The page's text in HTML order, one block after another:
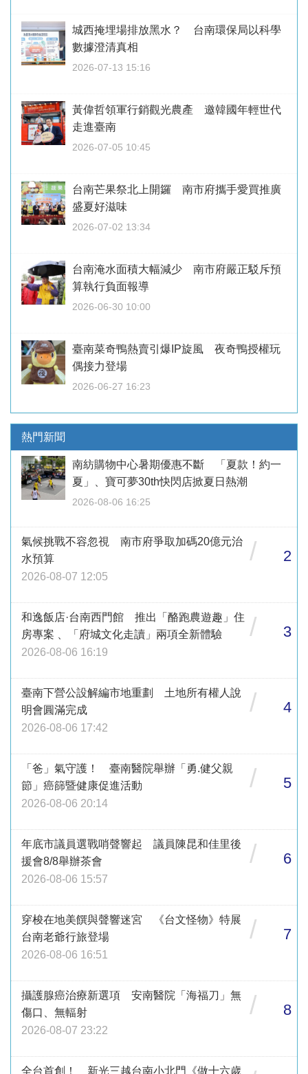
城西掩埋場排放黑水？ 台南環保局以科學
數據澄清真相
2026-07-13 15:16
黃偉哲領軍行銷觀光農產 邀韓國年輕世代
走進臺南
2026-07-05 10:45
台南芒果祭北上開鑼 南市府攜手愛買推廣
盛夏好滋味
2026-07-02 13:34
台南淹水面積大幅減少 南市府嚴正駁斥預
算執行負面報導
2026-06-30 10:00
臺南菜奇鴨熱賣引爆IP旋風 夜奇鴨授權玩
偶接力登場
2026-06-27 16:23
熱門新聞
南紡購物中心暑期優惠不斷 「夏款！約一
夏」、寶可夢30th快閃店掀夏日熱潮
2026-08-06 16:25
氣候挑戰不容忽視 南市府爭取加碼20億元治
水預算
2026-08-07 12:05
/ 2
和逸飯店·台南西門館 推出「酪跑農遊趣」住
房專案 、「府城文化走讀」兩項全新體驗
2026-08-06 16:19
/ 3
臺南下營公設解編市地重劃 土地所有權人說
明會圓滿完成
2026-08-06 17:42
/ 4
「爸」氣守護！ 臺南醫院舉辦「勇.健父親
節」癌篩暨健康促進活動
2026-08-06 20:14
/ 5
年底市議員選戰哨聲響起 議員陳昆和佳里後
援會8/8舉辦茶會
2026-08-06 15:57
/ 6
穿梭在地美饌與聲響迷宮 《台文怪物》特展
台南老爺行旅登場
2026-08-06 16:51
/ 7
攝護腺癌治療新選項 安南醫院「海福刀」無
傷口、無輻射
2026-08-07 23:22
/ 8
全台首創！ 新光三越台南小北門《做十六歲